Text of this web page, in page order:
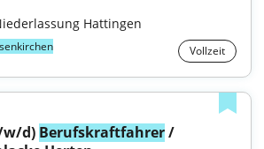
Hattingen
Vollzeit
d) Berufskraftfahrer /